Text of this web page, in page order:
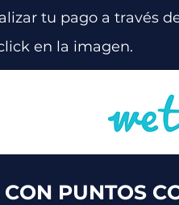
tu pago a través
en la imagen.
CON PUNTOS